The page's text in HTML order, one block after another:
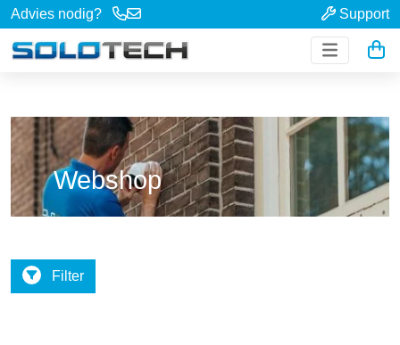
Advies nodig? Support
Webshop
Filter